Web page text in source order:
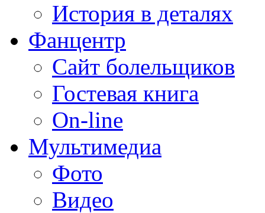
История в деталях
Фанцентр
Сайт болельщиков
Гостевая книга
On-line
Мультимедиа
Фото
Видео